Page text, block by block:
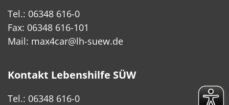
Tel.: 06348 616-0
Fax: 06348 616-101
Mail: max4car@lh-suew.de
Kontakt Lebenshilfe SÜW
Tel.: 06348 616-0